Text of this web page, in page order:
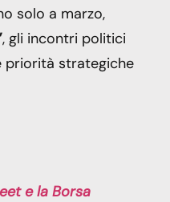
solo a marzo,
, gli incontri politici
priorità strategiche
e la Borsa